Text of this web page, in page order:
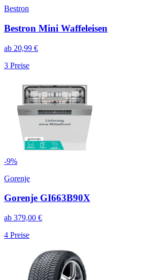
Bestron
Bestron Mini Waffeleisen
ab 20,99 €
3 Preise
-9%
Gorenje
Gorenje GI663B90X
ab 379,00 €
4 Preise